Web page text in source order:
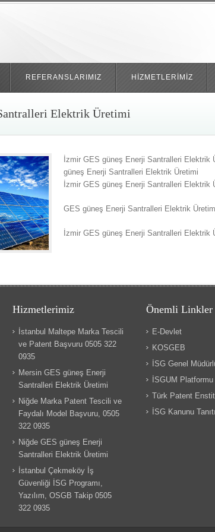
REFERANSLARIMIZ HİZMETLERİMİZ
Elektrik Üretimi
İzmir GES güneş Enerji Santralleri
güneş Enerji Santralleri Elektrik Üretimi
İzmir GES güneş Enerji Santralleri Elektrik
GES güneş Enerji Santralleri Elektrik
İzmir GES güneş Enerji Santralleri Elektrik
Hizmetlerimiz
İstanbul Maltepe Marka Tescili
ve Patent Başvuru 0505 322
0935
Mersin GES güneş Enerji
Santralleri Elektrik Üretimi
Niğde Marka Patent Tescili ve
Faydalı Model Başvuru, 0505
322 0935
Niğde GES güneş Enerji
Santralleri Elektrik Üretimi
İstanbul Çekmeköy İş
Güvenliği İSG Programı,
Yazılım, OSGB Takip 0505
322 0935
Önemli Linkler
E-Devlet
KOSGEB
İSG Genel
İSGUM Platformu
Türk Patent
İSG Kanunu